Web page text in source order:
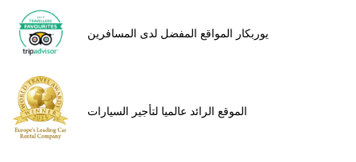
يوربكار المواقع المفضل لدى المسافرين
الموقع الرائد عالميا لتأجير السيارات